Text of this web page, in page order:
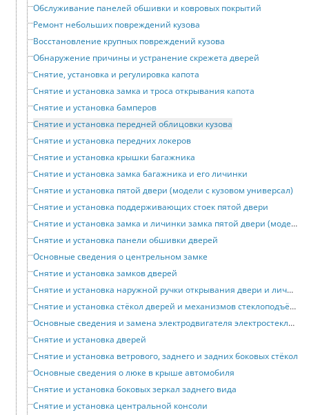
Обслуживание панелей обшивки и ковровых покрытий
Ремонт небольших повреждений кузова
Восстановление крупных повреждений кузова
Обнаружение причины и устранение скрежета дверей
Снятие, установка и регулировка капота
Снятие и установка замка и троса открывания капота
Снятие и установка бамперов
Снятие и установка передней облицовки кузова
Снятие и установка передних локеров
Снятие и установка крышки багажника
Снятие и установка замка багажника и его личинки
Снятие и установка пятой двери (модели с кузовом универсал)
Снятие и установка поддерживающих стоек пятой двери
Снятие и установка замка и личинки замка пятой двери (модели с кузовом универсал)
Снятие и установка панели обшивки дверей
Основные сведения о центрельном замке
Снятие и установка замков дверей
Снятие и установка наружной ручки открывания двери и личинки замка
Снятие и установка стёкол дверей и механизмов стеклоподъёмников
Основные сведения и замена электродвигателя электростеклоподъёмника
Снятие и установка дверей
Снятие и установка ветрового, заднего и задних боковых стёкол
Основные сведения о люке в крыше автомобиля
Снятие и установка боковых зеркал заднего вида
Снятие и установка центральной консоли